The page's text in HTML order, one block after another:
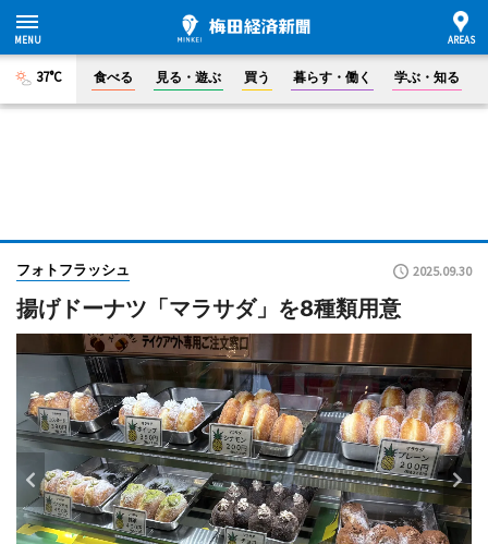
37°C 食べる 見る・遊ぶ 買う 暮らす・働く 学ぶ・知る
フォトフラッシュ 2025.09.30
揚げドーナツ「マラサダ」を8種類用意